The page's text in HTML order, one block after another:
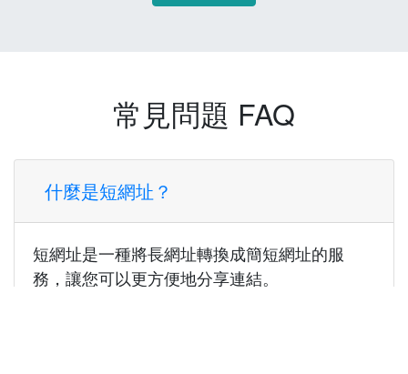
常見問題 FAQ
什麼是短網址？
短網址是一種將長網址轉換成簡短網址的服
務，讓您可以更方便地分享連結。